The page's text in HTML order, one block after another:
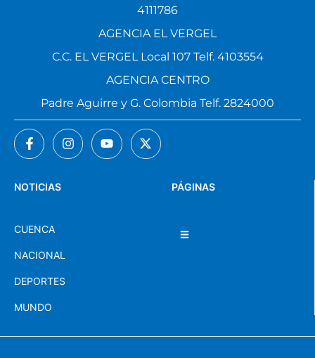
PÁGINAS
NOTICIAS
CUENCA
NACIONAL
DEPORTES
MUNDO
4111786
AGENCIA EL VERGEL
C.C. EL VERGEL Local 107 Telf. 4103554
AGENCIA CENTRO
Padre Aguirre y G. Colombia Telf. 2824000